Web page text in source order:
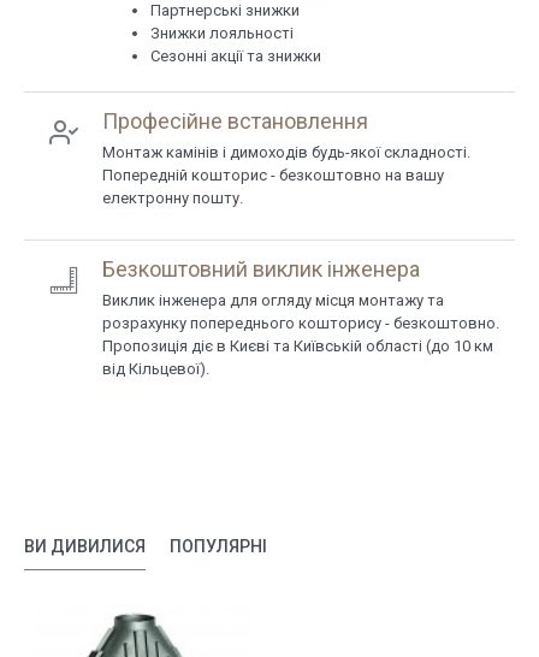
Партнерські знижки
Знижки лояльності
Сезонні акції та знижки
Професійне встановлення
Монтаж камінів і димоходів будь-якої складності.
Попередній кошторис - безкоштовно на вашу
електронну пошту.
Безкоштовний виклик інженера
Виклик інженера для огляду місця монтажу та
розрахунку попереднього кошторису - безкоштовно.
Пропозиція діє в Києві та Київській області (до 10 км
від Кільцевої).
ВИ ДИВИЛИСЯ ПОПУЛЯРНІ